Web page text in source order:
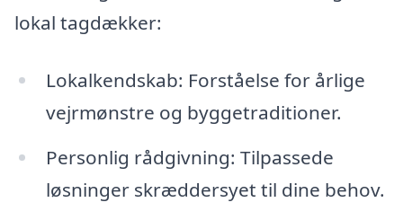
lokal tagdækker:
Lokalkendskab: Forståelse for årlige
vejrmønstre og byggetraditioner.
Personlig rådgivning: Tilpassede
løsninger skræddersyet til dine behov.